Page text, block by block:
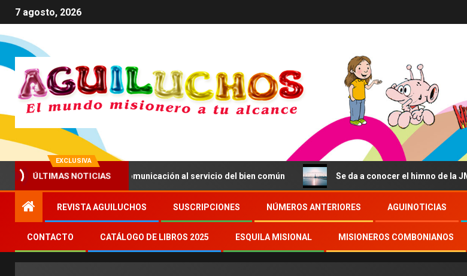
7 agosto, 2026
EXCLUSIVA
ÚLTIMAS NOTICIAS
anima a impulsar una comunicación al servicio del bien común Se da a conocer el himno de la JMJ
REVISTA AGUILUCHOS SUSCRIPCIONES NÚMEROS ANTERIORES AGUINOTICIAS
CONTACTO CATÁLOGO DE LIBROS 2025 ESQUILA MISIONAL MISIONEROS COMBONIANOS